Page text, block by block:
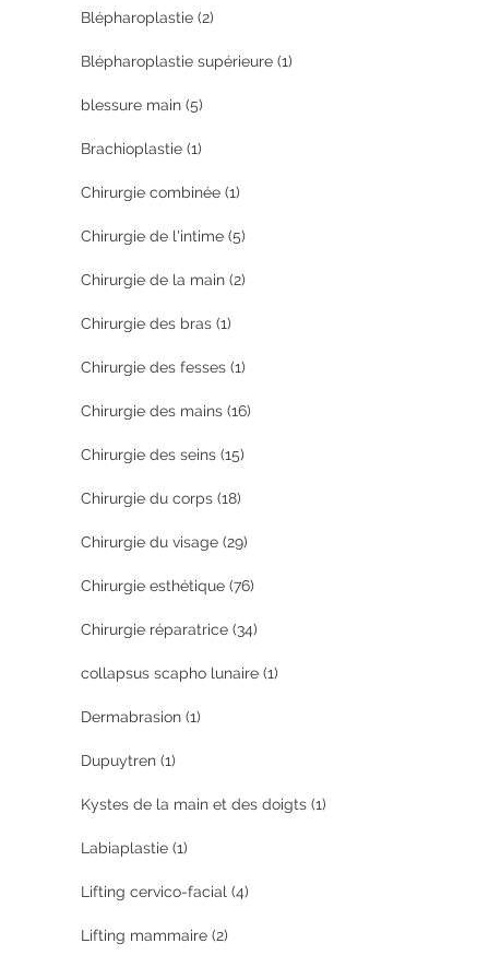
Blépharoplastie (2)
Blépharoplastie supérieure (1)
blessure main (5)
Brachioplastie (1)
Chirurgie combinée (1)
Chirurgie de l'intime (5)
Chirurgie de la main (2)
Chirurgie des bras (1)
Chirurgie des fesses (1)
Chirurgie des mains (16)
Chirurgie des seins (15)
Chirurgie du corps (18)
Chirurgie du visage (29)
Chirurgie esthétique (76)
Chirurgie réparatrice (34)
collapsus scapho lunaire (1)
Dermabrasion (1)
Dupuytren (1)
Kystes de la main et des doigts (1)
Labiaplastie (1)
Lifting cervico-facial (4)
Lifting mammaire (2)